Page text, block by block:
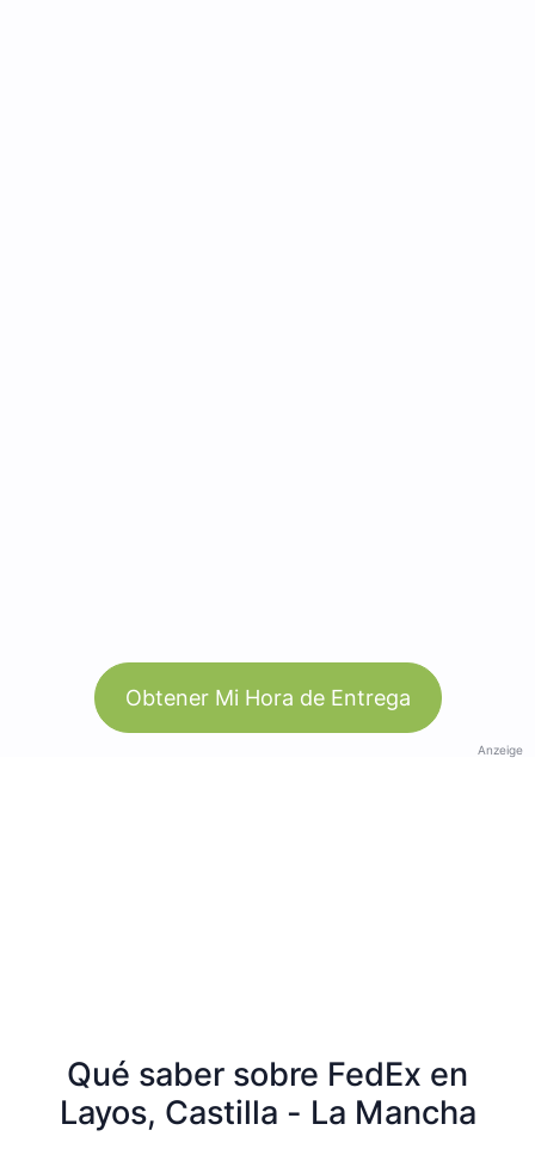
Obtener Mi Hora de Entrega
Anzeige
Qué saber sobre FedEx en
Layos, Castilla - La Mancha